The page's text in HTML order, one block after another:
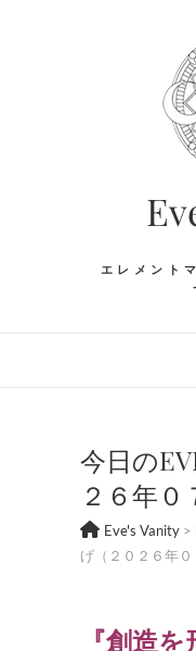
エレメント
今日の
２６年０
Eve's Vanity >
げ（２０２６年０
『創